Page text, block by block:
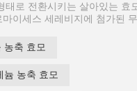
태로 전환시키는 살아있는 효
이세스 세레비지에 첨가된
l-cysteine ​​및 기타입니다. 아미노
농축 효모
늄 농축 효모